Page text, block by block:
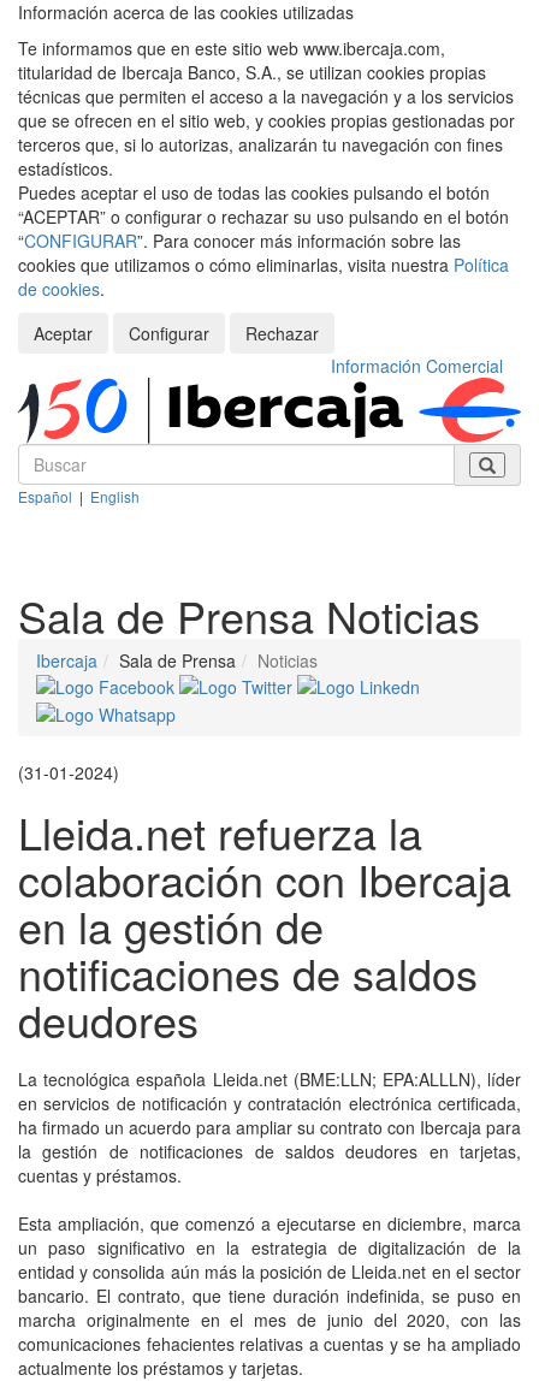
Información acerca de las cookies utilizadas
Te informamos que en este sitio web www.ibercaja.com,
titularidad de Ibercaja Banco, S.A., se utilizan cookies propias
técnicas que permiten el acceso a la navegación y a los servicios
que se ofrecen en el sitio web, y cookies propias gestionadas por
terceros que, si lo autorizas, analizarán tu navegación con fines
estadísticos.
Puedes aceptar el uso de todas las cookies pulsando el botón
“ACEPTAR” o configurar o rechazar su uso pulsando en el botón
“CONFIGURAR”. Para conocer más información sobre las
cookies que utilizamos o cómo eliminarlas, visita nuestra Política
de cookies.
Aceptar
Configurar
Rechazar
Información Comercial
Español | English
Sala de Prensa Noticias
Ibercaja Sala de Prensa Noticias
(31-01-2024)
Lleida.net refuerza la
colaboración con Ibercaja
en la gestión de
notificaciones de saldos
deudores
La tecnológica española Lleida.net (BME:LLN; EPA:ALLLN), líder
en servicios de notificación y contratación electrónica certificada,
ha firmado un acuerdo para ampliar su contrato con Ibercaja para
la gestión de notificaciones de saldos deudores en tarjetas,
cuentas y préstamos.
Esta ampliación, que comenzó a ejecutarse en diciembre, marca
un paso significativo en la estrategia de digitalización de la
entidad y consolida aún más la posición de Lleida.net en el sector
bancario. El contrato, que tiene duración indefinida, se puso en
marcha originalmente en el mes de junio del 2020, con las
comunicaciones fehacientes relativas a cuentas y se ha ampliado
actualmente los préstamos y tarjetas.